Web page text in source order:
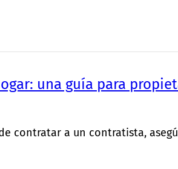
una guía para
contratar a un contratista,